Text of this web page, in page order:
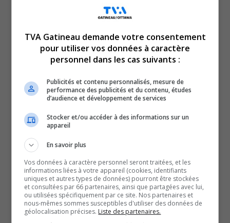
Plusieurs parents décrivent une situation
ce bouleversement comme une perte brutale.
La décision, annoncée sans préavis officiel selon
certains parents, a également surpris les élus
municipaux et la préfète de la MRC de la Vallée-de-la-
Gatineau. Aucun d’entre eux n’aurait été consulté avant
dont le dossier a été géré.
Le Centre de services scolaires des Hauts-Bois-de-
l’Outaouais justifie ce changement par une situation
hors de son contrôle, précisant qu’il travaille à
réorganiser les services dans le but de préserver la
réussite scolaire des élèves concernés.
De son côté, le député Robert Bussière affirme avoir
TVA Gatineau demande votre consentement
pour utiliser vos données à caractère
personnel dans les cas suivants :
Publicités et contenu personnalisés, mesure de
performance des publicités et du contenu, études
d’audience et développement de services
Stocker et/ou accéder à des informations sur un
appareil
En savoir plus
Vos données à caractère personnel seront traitées, et les
informations liées à votre appareil (cookies, identifiants
uniques et autres types de données) pourront être stockées
et consultées par 66 partenaires, ainsi que partagées avec lui,
ou utilisées spécifiquement par ce site. Nos partenaires et
nous-mêmes sommes susceptibles d'utiliser des données de
géolocalisation précises. Liste des partenaires.